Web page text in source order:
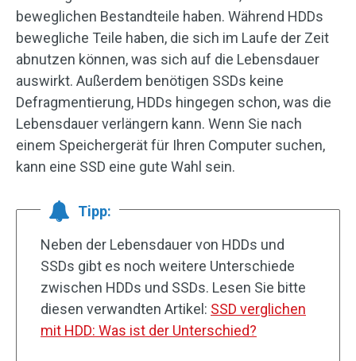
beweglichen Bestandteile haben. Während HDDs
bewegliche Teile haben, die sich im Laufe der Zeit
abnutzen können, was sich auf die Lebensdauer
auswirkt. Außerdem benötigen SSDs keine
Defragmentierung, HDDs hingegen schon, was die
Lebensdauer verlängern kann. Wenn Sie nach
einem Speichergerät für Ihren Computer suchen,
kann eine SSD eine gute Wahl sein.
Tipp:
Neben der Lebensdauer von HDDs und
SSDs gibt es noch weitere Unterschiede
zwischen HDDs und SSDs. Lesen Sie bitte
diesen verwandten Artikel: SSD verglichen
mit HDD: Was ist der Unterschied?